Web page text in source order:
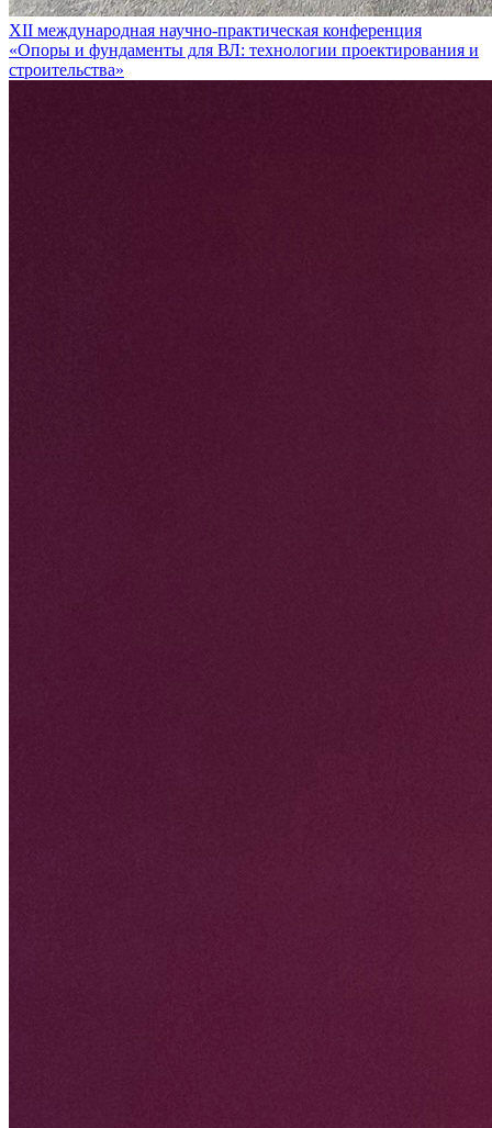
XII международная научно-практическая конференция
«Опоры и фундаменты для ВЛ: технологии проектирования и
строительства»